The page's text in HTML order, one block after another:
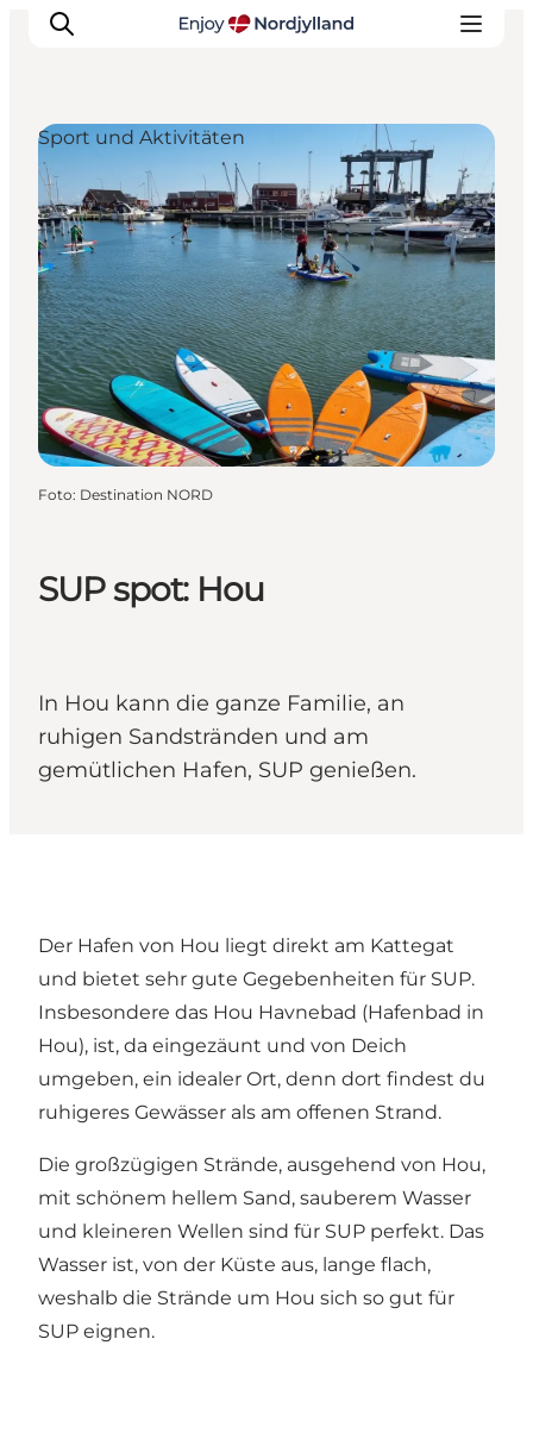
Erlebnisse
Reiseplanung
Destinationen
Guides
Veranstaltungen
Für Kinder
SUP spot: Hou
In Hou kann die ganze Familie, an
ruhigen Sandstränden und am
gemütlichen Hafen, SUP genießen.
Sport und Aktivitäten
Foto: Destination NORD
Der Hafen von Hou liegt direkt am Kattegat
und bietet sehr gute Gegebenheiten für SUP.
Insbesondere das Hou Havnebad (Hafenbad in
Hou), ist, da eingezäunt und von Deich
umgeben, ein idealer Ort, denn dort findest du
ruhigeres Gewässer als am offenen Strand.
Die großzügigen Strände, ausgehend von Hou,
mit schönem hellem Sand, sauberem Wasser
und kleineren Wellen sind für SUP perfekt. Das
Wasser ist, von der Küste aus, lange flach,
weshalb die Strände um Hou sich so gut für
SUP eignen.